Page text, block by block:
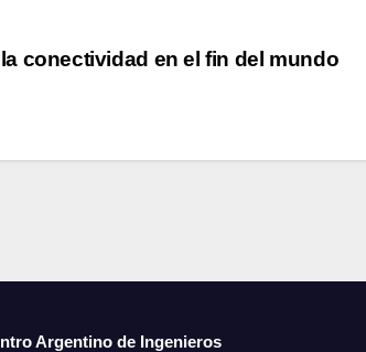
conectividad en el fin del mundo
Argentino de Ingenieros